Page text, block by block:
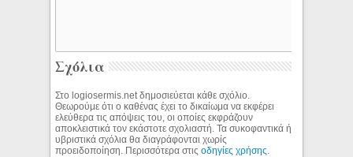
Σχόλια
Στο logiosermis.net δημοσιεύεται κάθε σχόλιο.
Θεωρούμε ότι ο καθένας έχει το δικαίωμα να εκφέρει
ελεύθερα τις απόψεις του, οι οποίες εκφράζουν
αποκλειστικά τον εκάστοτε σχολιαστή. Τα συκοφαντικά ή
υβριστικά σχόλια θα διαγράφονται χωρίς
προειδοποίηση. Περισσότερα στιςοδηγίες χρήσης